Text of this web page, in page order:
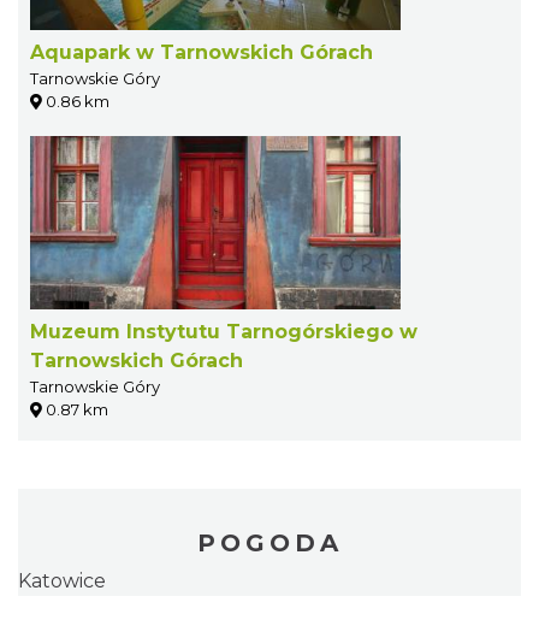
Aquapark w Tarnowskich Górach
Tarnowskie Góry
0.86 km
Muzeum Instytutu Tarnogórskiego w
Tarnowskich Górach
Tarnowskie Góry
0.87 km
POGODA
Katowice